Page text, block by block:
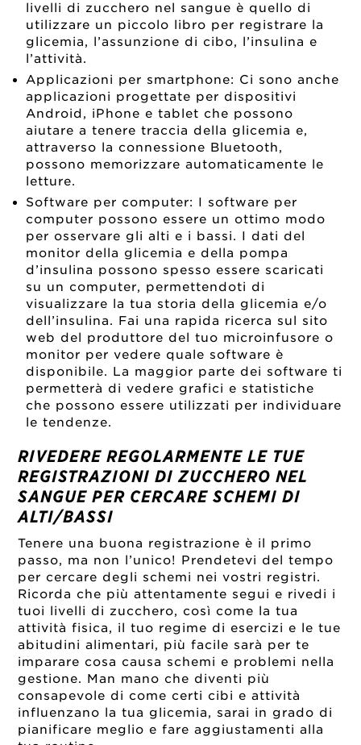
livelli di zucchero nel sangue è quello di
utilizzare un piccolo libro per registrare la
glicemia, l’assunzione di cibo, l’insulina e
l’attività.
Applicazioni per smartphone: Ci sono anche
applicazioni progettate per dispositivi
Android, iPhone e tablet che possono
aiutare a tenere traccia della glicemia e,
attraverso la connessione Bluetooth,
possono memorizzare automaticamente le
letture.
Software per computer: I software per
computer possono essere un ottimo modo
per osservare gli alti e i bassi. I dati del
monitor della glicemia e della pompa
d’insulina possono spesso essere scaricati
su un computer, permettendoti di
visualizzare la tua storia della glicemia e/o
dell’insulina. Fai una rapida ricerca sul sito
web del produttore del tuo microinfusore o
monitor per vedere quale software è
disponibile. La maggior parte dei software ti
permetterà di vedere grafici e statistiche
che possono essere utilizzati per individuare
le tendenze.
RIVEDERE REGOLARMENTE LE TUE
REGISTRAZIONI DI ZUCCHERO NEL
SANGUE PER CERCARE SCHEMI DI
ALTI/BASSI
Tenere una buona registrazione è il primo
passo, ma non l’unico! Prendetevi del tempo
per cercare degli schemi nei vostri registri.
Ricorda che più attentamente segui e rivedi i
tuoi livelli di zucchero, così come la tua
attività fisica, il tuo regime di esercizi e le tue
abitudini alimentari, più facile sarà per te
imparare cosa causa schemi e problemi nella
gestione. Man mano che diventi più
consapevole di come certi cibi e attività
influenzano la tua glicemia, sarai in grado di
pianificare meglio e fare aggiustamenti alla